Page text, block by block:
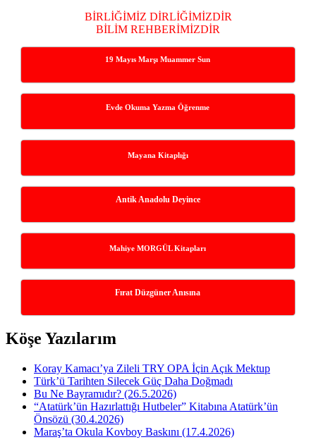
BİRLİĞİMİZ DİRLİĞİMİZDİR
BİLİM REHBERİMİZDİR
19 Mayıs Marşı Muammer Sun
Evde Okuma Yazma Öğrenme
Mayana Kitaplığı
Antik Anadolu Deyince
Mahiye MORGÜL Kitapları
Fırat Düzgüner Anısına
Köşe Yazılarım
Koray Kamacı’ya Zileli TRY OPA İçin Açık Mektup
Türk’ü Tarihten Silecek Güç Daha Doğmadı
Bu Ne Bayramıdır? (26.5.2026)
“Atatürk’ün Hazırlattığı Hutbeler” Kitabına Atatürk’ün
Önsözü (30.4.2026)
Maraş’ta Okula Kovboy Baskını (17.4.2026)